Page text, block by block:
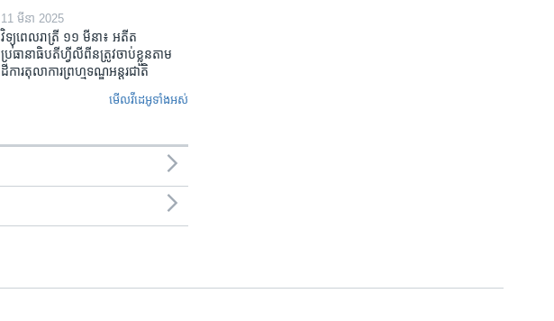
11 មីនា 2025
វិទ្យុពេលរាត្រី ១១ មីនា៖ អតីត​
ប្រធានាធិបតីហ្វីលីពីន​ត្រូវ​ចាប់ខ្លួនតាម
ដីការ​តុលាការ​ព្រហ្មទណ្ឌ​អន្តរជាតិ
មើល​វីដេអូ​ទាំង​អស់